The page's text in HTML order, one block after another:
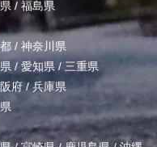
/ 福島県
/ 神奈川県
/ 愛知県 / 三重県
府 /兵庫県